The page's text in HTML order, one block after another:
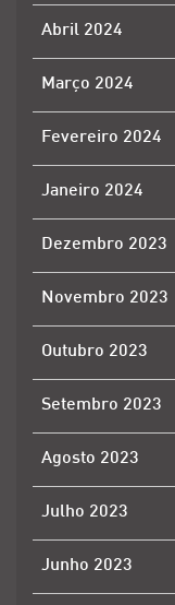
Abril 2024
Março 2024
Fevereiro 2024
Janeiro 2024
Dezembro 2023
Novembro 2023
Outubro 2023
Setembro 2023
Agosto 2023
Julho 2023
Junho 2023